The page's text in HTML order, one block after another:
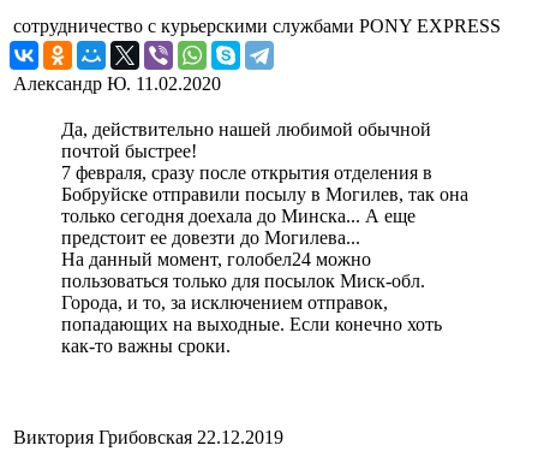
сотрудничество с курьерскими службами PONY EXPRESS
Александр Ю. 11.02.2020
Да, действительно нашей любимой обычной
почтой быстрее!
7 февраля, сразу после открытия отделения в
Бобруйске отправили посылу в Могилев, так она
только сегодня доехала до Минска... А еще
предстоит ее довезти до Могилева...
На данный момент, голобел24 можно
пользоваться только для посылок Миск-обл.
Города, и то, за исключением отправок,
попадающих на выходные. Если конечно хоть
как-то важны сроки.
Виктория Грибовская 22.12.2019